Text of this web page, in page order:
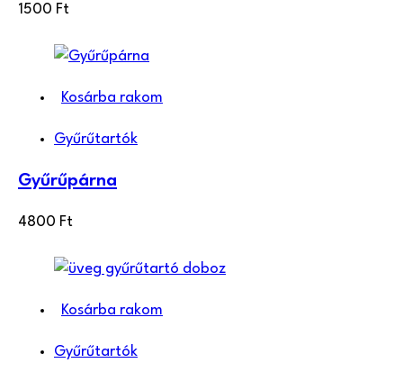
1500 Ft
Kosárba rakom
Gyűrűtartók
Gyűrűpárna
4800 Ft
Kosárba rakom
Gyűrűtartók